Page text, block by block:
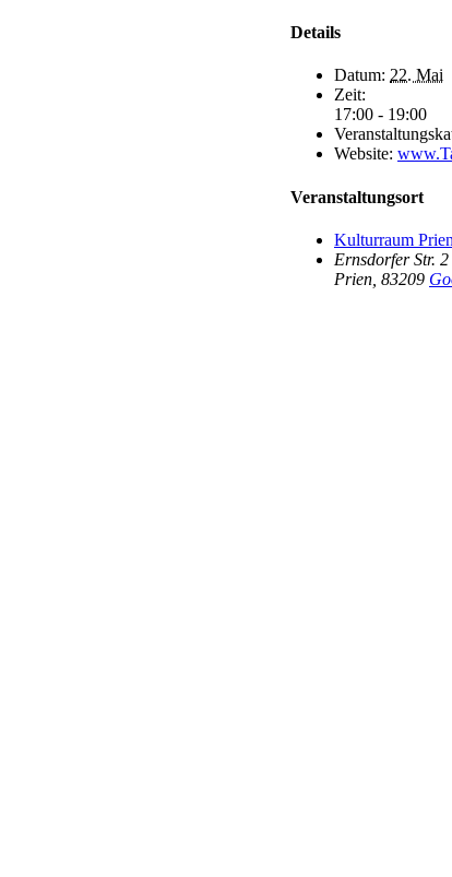
Details
Datum: 22. Mai
Zeit:
17:00 - 19:00
Website:
Veranstaltungsort
Kulturraum Prien
Ernsdorfer Str. 2
Prien 83209